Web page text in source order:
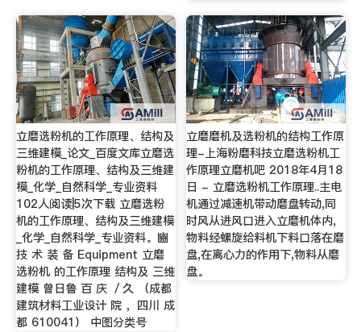
立磨选粉机的工作原理、结构及
三维建模_论文_百度文库立磨选
粉机的工作原理、结构及三维建
模_化学_自然科学_专业资料
102人阅读|5次下载 立磨选粉
机的工作原理、结构及三维建模
_化学_自然科学_专业资料。豳
技 术 装 备 Equipment 立磨
选粉机 的工作原理 结构及 三维
建模 曾日鲁 百 庆 ／久 （成都
建筑材料工业设计 院 ，四川 成
都 610041） 中图分类号
立磨磨机及选粉机的结构工作原
理-上海粉磨科技立磨选粉机工
作原理立磨机吧 2018年4月18
日 - 立磨选粉机工作原理..主电
机通过减速机带动磨盘转动,同
时风从进风口进入立磨机体内,
物料经螺旋给料机下料口落在磨
盘,在离心力的作用下,物料从磨
盘。